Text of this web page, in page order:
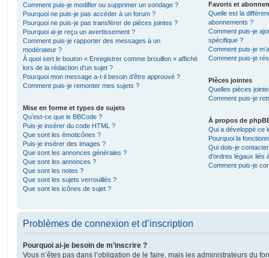
Comment puis-je modifier ou supprimer un sondage ?
Pourquoi ne puis-je pas accéder à un forum ?
Pourquoi ne puis-je pas transférer de pièces jointes ?
Pourquoi ai-je reçu un avertissement ?
Comment puis-je rapporter des messages à un
modérateur ?
À quoi sert le bouton « Enregistrer comme brouillon » affiché
lors de la rédaction d’un sujet ?
Pourquoi mon message a-t-il besoin d’être approuvé ?
Comment puis-je remonter mes sujets ?
Mise en forme et types de sujets
Qu’est-ce que le BBCode ?
Puis-je insérer du code HTML ?
Que sont les émoticônes ?
Puis-je insérer des images ?
Que sont les annonces générales ?
Que sont les annonces ?
Que sont les notes ?
Que sont les sujets verrouillés ?
Que sont les icônes de sujet ?
Favoris et
Quelle est la
abonnements ?
Comment puis-je
spécifique ?
Comment puis-je
Comment puis-je
Pièces jointes
Quelles pièces
Comment puis-je
À propos de
Qui a développé ce
Pourquoi la
Qui dois-je
d’ordres légaux liés
Comment puis-je
Problèmes de connexion et d’inscription
Pourquoi ai-je besoin de m’inscrire ?
Vous n’êtes pas dans l’obligation de le faire, mais les administrateurs du